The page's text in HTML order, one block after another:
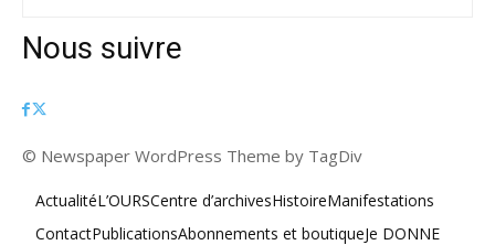
Nous suivre
© Newspaper WordPress Theme by TagDiv
ActualitéL’OURSCentre d’archivesHistoireManifestations
ContactPublicationsAbonnements et boutiqueJe DONNE